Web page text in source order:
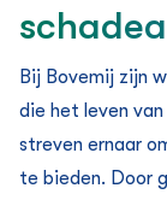
Bij Bovemij zijn
die het leven
streven ernaar
te bieden. Door